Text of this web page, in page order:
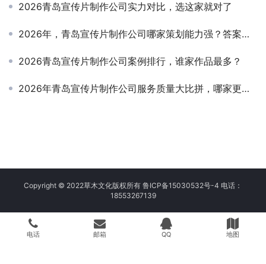
2026青岛宣传片制作公司实力对比，选这家就对了
2026年，青岛宣传片制作公司哪家策划能力强？答案即将揭晓！
2026青岛宣传片制作公司案例排行，谁家作品最多？
2026年青岛宣传片制作公司服务质量大比拼，哪家更胜一筹？
Copyright © 2022草木文化版权所有 鲁ICP备15030532号-4 电话：
18553267139
电话 邮箱 QQ 地图